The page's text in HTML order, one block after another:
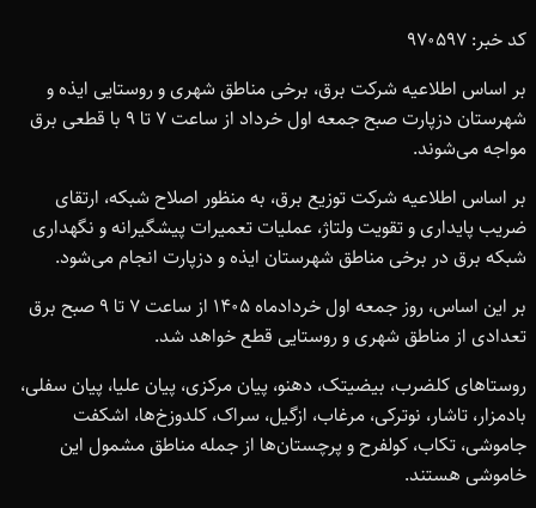
کد خبر: 970597
بر اساس اطلاعیه شرکت برق، برخی مناطق شهری و روستایی ایذه و
شهرستان دزپارت صبح جمعه اول خرداد از ساعت 7 تا 9 با قطعی برق
مواجه می‌شوند.
بر اساس اطلاعیه شرکت توزیع برق، به منظور اصلاح شبکه، ارتقای
ضریب پایداری و تقویت ولتاژ، عملیات تعمیرات پیشگیرانه و نگهداری
شبکه برق در برخی مناطق شهرستان ایذه و دزپارت انجام می‌شود.
بر این اساس، روز جمعه اول خردادماه 1405 از ساعت 7 تا 9 صبح برق
تعدادی از مناطق شهری و روستایی قطع خواهد شد.
روستاهای کلضرب، بیضیتک، دهنو، پیان مرکزی، پیان علیا، پیان سفلی،
بادمزار، تاشار، نوترکی، مرغاب، ازگیل، سراک، کلدوزخ‌ها، اشکفت
جاموشی، تکاب، کولفرح و پرچستان‌ها از جمله مناطق مشمول این
خاموشی هستند.